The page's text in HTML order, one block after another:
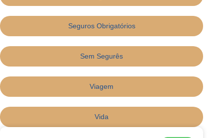
Seguros Obrigatórios
Sem Segurês
Viagem
Vida